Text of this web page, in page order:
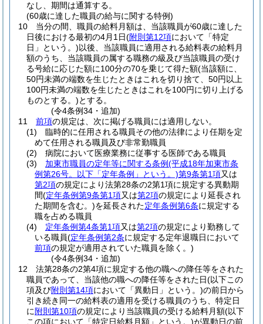
なし、期間は通算する。
(60歳に達した職員の給与に関する特例)
10
当分の間、職員の給料月額は、当該職員が60歳に達した
日後における最初の4月1日(附則第12項において「特定
日」という。)以後、当該職員に適用される給料表の給料月
額のうち、当該職員の属する職務の級及び当該職員の受け
る号給に応じた額に100分の70を乗じて得た額(当該額に、
50円未満の端数を生じたときはこれを切り捨て、50円以上
100円未満の端数を生じたときはこれを100円に切り上げる
ものとする。)とする。
(令4条例34・追加)
11
前項の規定は、次に掲げる職員には適用しない。
(1)
臨時的に任用される職員その他の法律により任期を定
めて任用される職員及び非常勤職員
(2)
病院において医療業務に従事する医師である職員
(3)
加東市職員の定年等に関する条例(平成18年加東市条
例第26号。以下「定年条例」という。)第9条第1項又は
第2項の規定により法第28条の2第1項に規定する異動期
間(定年条例第9条第1項又は第2項の規定により延長され
た期間を含む。)を延長された定年条例第6条に規定する
職を占める職員
(4)
定年条例第4条第1項又は第2項の規定により勤務して
いる職員(定年条例第2条に規定する定年退職日において
前項の規定が適用されていた職員を除く。)
(令4条例34・追加)
12
法第28条の2第4項に規定する他の職への降任等をされた
職員であって、当該他の職への降任等をされた日(以下この
項及び附則第14項において「異動日」という。)の前日から
引き続き同一の給料表の適用を受ける職員のうち、特定日
に 附則第10項の規定により当該職員の受ける給料月額(以下
この項において「特定日給料月額」という。)が異動日の前